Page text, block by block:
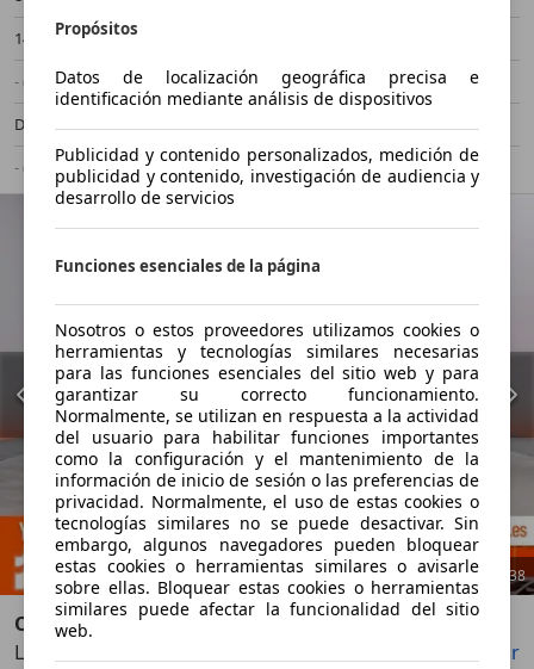
140 kW (190 CV)
- (Propietarios)
Automático
Diésel
4,6 l/100 km (mixto)
- (g/km)
-/-
Anterior
38
Opel Combo
Life 1.5TD S/S Selective XL AT8 130
Compartir
Propósitos
Datos de localización geográfica precisa e
identificación mediante análisis de dispositivos
Publicidad y contenido personalizados, medición de
publicidad y contenido, investigación de audiencia y
desarrollo de servicios
Funciones esenciales de la página
Nosotros o estos proveedores utilizamos cookies o
herramientas y tecnologías similares necesarias
para las funciones esenciales del sitio web y para
garantizar su correcto funcionamiento.
Normalmente, se utilizan en respuesta a la actividad
del usuario para habilitar funciones importantes
como la configuración y el mantenimiento de la
información de inicio de sesión o las preferencias de
privacidad. Normalmente, el uso de estas cookies o
tecnologías similares no se puede desactivar. Sin
embargo, algunos navegadores pueden bloquear
estas cookies o herramientas similares o avisarle
sobre ellas. Bloquear estas cookies o herramientas
similares puede afectar la funcionalidad del sitio
web.